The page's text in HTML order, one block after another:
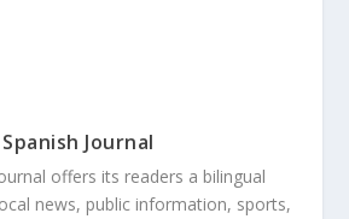
Spanish Journal
offers its readers a bilingual
news, public information, sports,